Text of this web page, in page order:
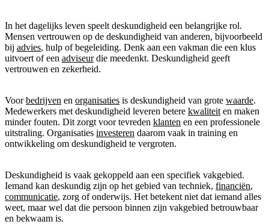
In het dagelijks leven speelt deskundigheid een belangrijke rol.
Mensen vertrouwen op de deskundigheid van anderen, bijvoorbeeld
bij advies, hulp of begeleiding. Denk aan een vakman die een klus
uitvoert of een adviseurdie meedenkt. Deskundigheid geeft
vertrouwen en zekerheid.
Voorbedrijven en organisaties is deskundigheid van grote waarde.
Medewerkers met deskundigheid leveren betere kwaliteit en maken
minder fouten. Dit zorgt voor tevreden klanten en een professionele
uitstraling. Organisaties investeren daarom vaak in training en
ontwikkeling om deskundigheid te vergroten.
Deskundigheid is vaak gekoppeld aan een specifiek vakgebied.
Iemand kan deskundig zijn op het gebied van techniek, financiën,
communicatie, zorg of onderwijs. Het betekent niet dat iemand alles
weet, maar wel dat die persoon binnen zijn vakgebied betrouwbaar
en bekwaam is.